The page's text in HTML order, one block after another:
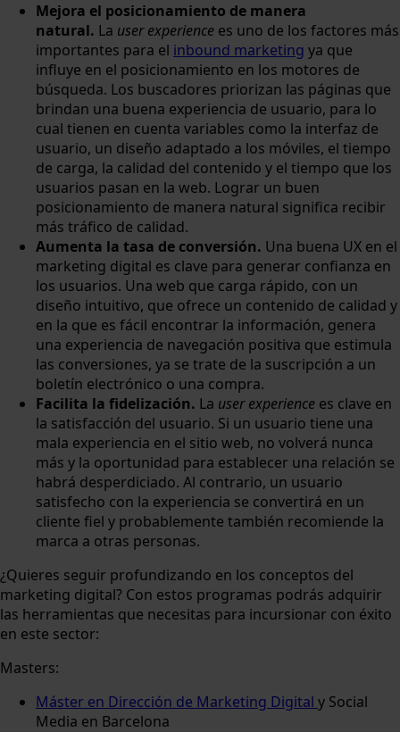
Mejora el posicionamiento de manera
natural. La user experience es uno de los factores más
importantes para el inbound marketing ya que
influye en el posicionamiento en los motores de
búsqueda. Los buscadores priorizan las páginas que
brindan una buena experiencia de usuario, para lo
cual tienen en cuenta variables como la interfaz de
usuario, un diseño adaptado a los móviles, el tiempo
de carga, la calidad del contenido y el tiempo que los
usuarios pasan en la web. Lograr un buen
posicionamiento de manera natural significa recibir
más tráfico de calidad.
Aumenta la tasa de conversión. Una buena UX en el
marketing digital es clave para generar confianza en
los usuarios. Una web que carga rápido, con un
diseño intuitivo, que ofrece un contenido de calidad y
en la que es fácil encontrar la información, genera
una experiencia de navegación positiva que estimula
las conversiones, ya se trate de la suscripción a un
boletín electrónico o una compra.
Facilita la fidelización. La user experience es clave en
la satisfacción del usuario. Si un usuario tiene una
mala experiencia en el sitio web, no volverá nunca
más y la oportunidad para establecer una relación se
habrá desperdiciado. Al contrario, un usuario
satisfecho con la experiencia se convertirá en un
cliente fiel y probablemente también recomiende la
marca a otras personas.
¿Quieres seguir profundizando en los conceptos del
marketing digital? Con estos programas podrás adquirir
las herramientas que necesitas para incursionar con éxito
en este sector:
Masters:
Máster en Dirección de Marketing Digital y Social
Media en Barcelona